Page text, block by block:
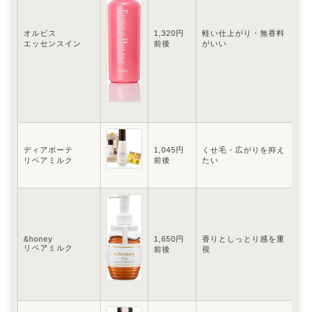
オルビス
エッセンスイン
1,320円
前後
軽い仕上がり・無香料
がいい
ディアボーテ
リペアミルク
1,045円
前後
くせ毛・広がりを抑え
たい
&honey
リペアミルク
1,650円
前後
香りとしっとり感を重
視